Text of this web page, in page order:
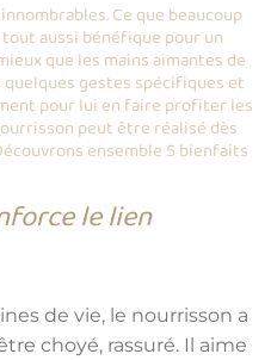
Ce que beaucoup
aussi bénéfique pour un
que les mains aimantes de
gestes spécifiques et
pour lui en faire profiter les
peut être réalisé dès
ensemble 5 bienfaits
le lien
de vie, le nourrisson a
choyé, rassuré. Il aime